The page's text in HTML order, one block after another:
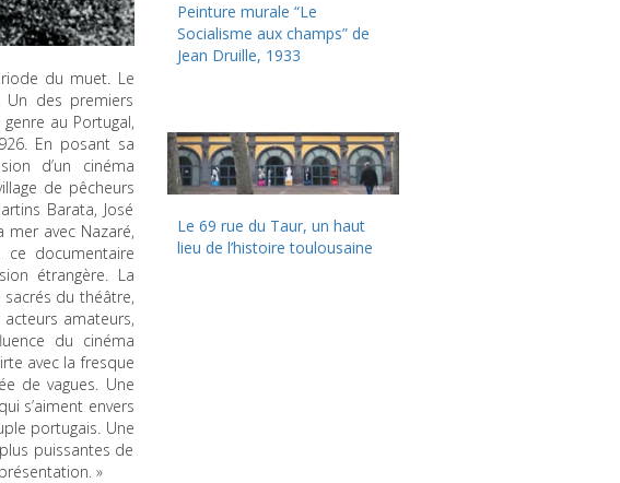
du muet. Le
des premiers
au Portugal,
En posant sa
d’un cinéma
de pêcheurs
Barata, José
avec Nazaré,
ce documentaire
étrangère. La
du théâtre,
acteurs amateurs,
du cinéma
avec la fresque
de vagues. Une
s’aiment envers
portugais. Une
puissantes de
»
Peinture murale “Le
Socialisme aux champs” de
Jean Druille, 1933
Le 69 rue du Taur, un haut
lieu de l’histoire toulousaine